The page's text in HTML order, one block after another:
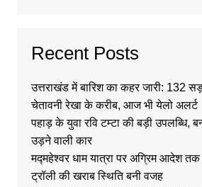
Recent Posts
उत्तराखंड में बारिश का कहर जारी: 132
चेतावनी रेखा के करीब, आज भी येलो अलर्ट
पहाड़ के युवा रवि टम्टा की बड़ी उपलब्धि,
उड़ने वाली कार
मद्महेश्वर धाम यात्रा पर अग्रिम आदेश
ट्रॉली की खराब स्थिति बनी वजह